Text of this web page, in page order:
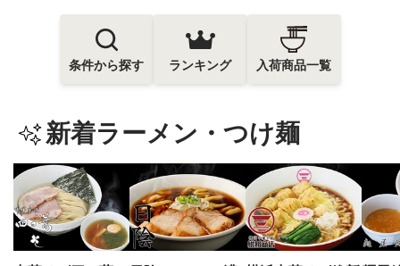
条件から探す ランキング 入荷商品一覧
新着ラーメン・つけ麺